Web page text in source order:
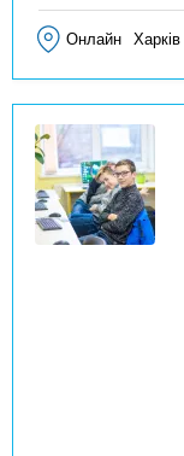
Онлайн Харків